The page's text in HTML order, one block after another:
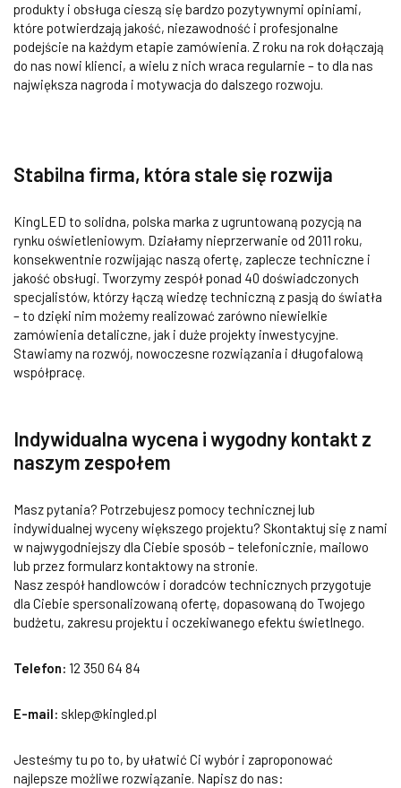
produkty i obsługa cieszą się bardzo pozytywnymi opiniami,
które potwierdzają jakość, niezawodność i profesjonalne
podejście na każdym etapie zamówienia. Z roku na rok dołączają
do nas nowi klienci, a wielu z nich wraca regularnie – to dla nas
największa nagroda i motywacja do dalszego rozwoju.
Stabilna firma, która stale się rozwija
KingLED to solidna, polska marka z ugruntowaną pozycją na
rynku oświetleniowym. Działamy nieprzerwanie od 2011 roku,
konsekwentnie rozwijając naszą ofertę, zaplecze techniczne i
jakość obsługi. Tworzymy zespół ponad 40 doświadczonych
specjalistów, którzy łączą wiedzę techniczną z pasją do światła
– to dzięki nim możemy realizować zarówno niewielkie
zamówienia detaliczne, jak i duże projekty inwestycyjne.
Stawiamy na rozwój, nowoczesne rozwiązania i długofalową
współpracę.
Indywidualna wycena i wygodny kontakt z
naszym zespołem
Masz pytania? Potrzebujesz pomocy technicznej lub
indywidualnej wyceny większego projektu? Skontaktuj się z nami
w najwygodniejszy dla Ciebie sposób – telefonicznie, mailowo
lub przez formularz kontaktowy na stronie.
Nasz zespół handlowców i doradców technicznych przygotuje
dla Ciebie spersonalizowaną ofertę, dopasowaną do Twojego
budżetu, zakresu projektu i oczekiwanego efektu świetlnego.
Telefon: 12 350 64 84
E-mail: sklep@kingled.pl
Jesteśmy tu po to, by ułatwić Ci wybór i zaproponować
najlepsze możliwe rozwiązanie. Napisz do nas: